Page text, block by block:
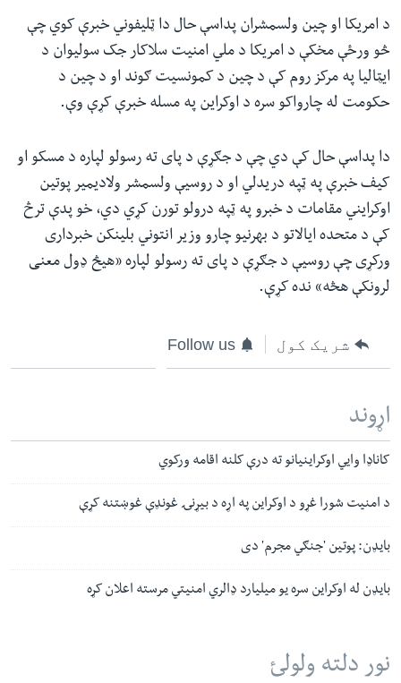
د امریکا او چین ولسمشران پداسې حال دا ټلیفوني خبرې کوي چې
څو ورځې مخکې د امریکا د ملي امنیت سلاکار جک سولیوان د
ایټالیا په مرکز روم کې د چین د کمونسیت ګوند او د چین د
حکومت له چارواکو سره د اوکراین په مسله خبرې کړې وې.
دا پداسې حال کې دي چې د جګړې د پای ته رسولو لپاره د مسکو او
کیف خبرې په ټپه دریدلي او د روسیې ولسمشر ولادیمیر پوتین
اوکرایني مقامات د خبرو په ټپه درولو تورن کړي دي، خو پدې ترڅ
کې د متحده ایالاتو د بهرنیو چارو وزیر انتوني بلینکن خبرداری
ورکړی چې روسیې د جګړې د پای ته رسولو لپاره «هیڅ ډول معنی
لرونکې هڅه» نده کړې.
شریک کول Follow us
اړوند
کاناډا وايي اوکراینیانو ته درې کلنه اقامه ورکوي
د امنیت شورا غړو د اوکراین په اړه د بیړنۍ غونډې غوښتنه کړې
بایډن: پوتین 'جنګي مجرم' دی
بایډن له اوکراین سره یو میلیارد ډالري امنیتي مرسته اعلان کړه
نور دلته ولولئ